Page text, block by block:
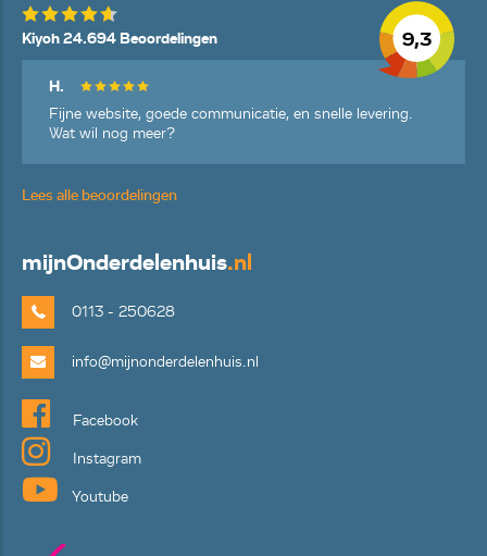
9,3
Kiyoh 24.694 Beoordelingen
H.
Fijne website, goede communicatie, en snelle levering.
Wat wil nog meer?
Lees alle beoordelingen
mijnOnderdelenhuis.nl
0113 - 250628
info@mijnonderdelenhuis.nl
Facebook
Instagram
Youtube